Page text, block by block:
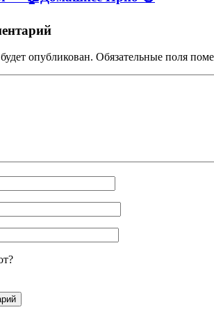
опубликован. Обязательные поля